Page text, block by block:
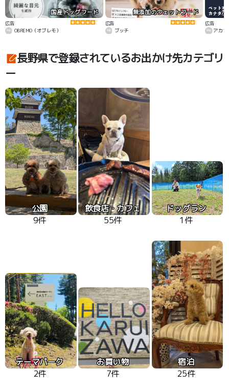
国産ドッグフード
広告
OBREMO（オブレモ）
無添加のウェットフード
広告
ブッチ
カ
広告
アカ
長野県で登録されているお出かけ先カテゴリ
ー
公園
9件
飲食店・カフェ
55件
ドッグラン
1件
テーマパーク
2件
お買い物
7件
宿泊
25件